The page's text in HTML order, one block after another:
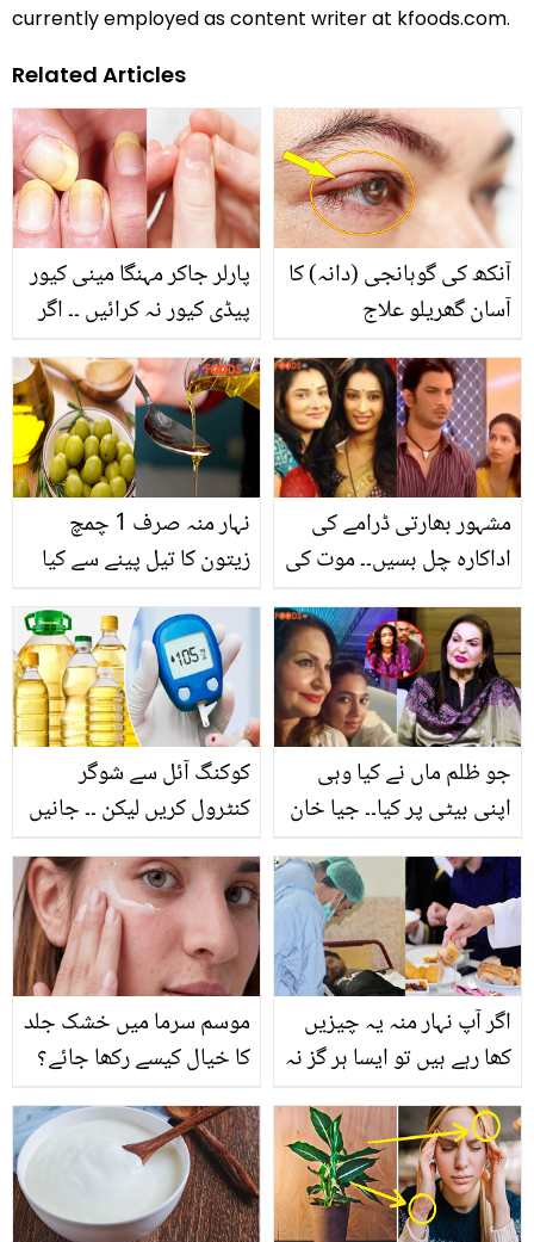
currently employed as content writer at kfoods.com.
Related Articles
پارلر جاکر مہنگا مینی کیور
پیڈی کیور نہ کرائیں ۔۔ اگر
ناخن پیلےاورخراب ہورہے
ہیں تو صرف یہ 3 کام کریں
آنکھ کی گوہانجی (دانہ) کا
آسان گھریلو علاج
نہار منہ صرف 1 چمچ
زیتون کا تیل پینے سے کیا
ہوتا ہے؟ جانیے اس
کرشماتی تیل کے بے شمار
کمالات جن سے آپ بھی
فائدہ اٹھا سکتے ہیں
مشہور بھارتی ڈرامے کی
اداکارہ چل بسیں۔۔ موت کی
وجہ کیا بنی؟
کوکنگ آئل سے شوگر
کنٹرول کریں لیکن ۔۔ جانیں
5 ایسے کوکنگ آئل جو
شوگر کو بڑھنے سے روکیں
اور بنائیں آپ کو صحت
مند!
جو ظلم ماں نے کیا وہی
اپنی بیٹی پر کیا۔۔ جیا خان
سے کون سا خونی رشتہ
ہے؟ سنگیتا نے درد بھرے راز
کھول دیئے
موسم سرما میں خشک جلد
کا خیال کیسے رکھا جائے؟
جانیئے کچن میں موجود
چند چیزوں سے جلد کا
خیال رکھنے کا آسان اور
سستا طریقہ
اگر آپ نہار منہ یہ چیزیں
کھا رہے ہیں تو ایسا ہر گز نہ
کریں کیونکہ ۔۔ وہ 5 چیزیں
کونسی ہیں جو ڈاکٹرز نہار
منہ کھانے سے منع کرتے
ہیں؟